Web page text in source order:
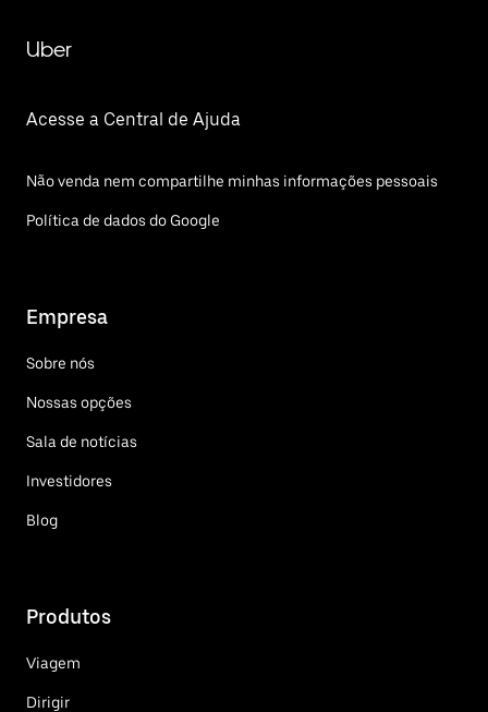
Uber
Acesse a Central de Ajuda
Não venda nem compartilhe minhas informações pessoais
Política de dados do Google
Empresa
Sobre nós
Nossas opções
Sala de notícias
Investidores
Blog
Produtos
Viagem
Dirigir